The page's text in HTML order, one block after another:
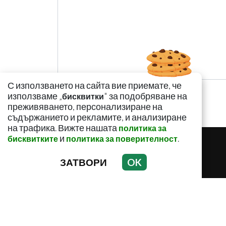
С използването на сайта вие приемате, че
използваме „бисквитки" за подобряване на
преживяването, персонализиране на
съдържанието и рекламите, и анализиране
на трафика. Вижте нашата политика за
бисквитките и политика за поверителност.
ЗАТВОРИ OK